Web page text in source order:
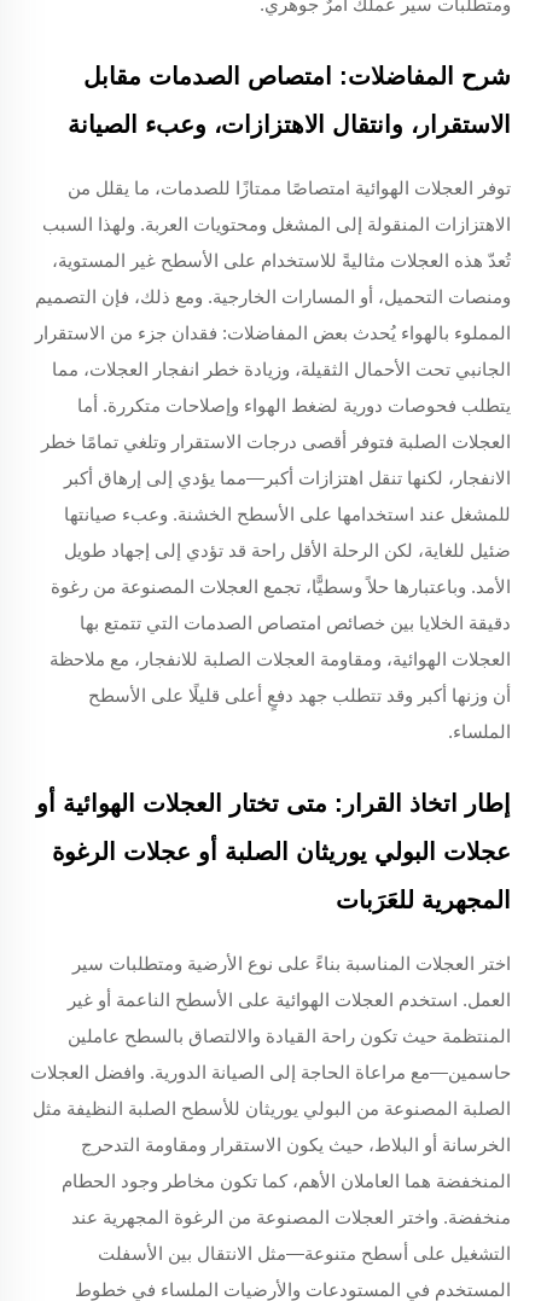
شرح المفاضلات: امتصاص الصدمات مقابل
الاستقرار، وانتقال الاهتزازات، وعبء الصيانة
توفر العجلات الهوائية امتصاصًا ممتازًا للصدمات، ما يقلل من
الاهتزازات المنقولة إلى المشغل ومحتويات العربة. ولهذا السبب
تُعدّ هذه العجلات مثاليةً للاستخدام على الأسطح غير المستوية،
ومنصات التحميل، أو المسارات الخارجية. ومع ذلك، فإن التصميم
المملوء بالهواء يُحدث بعض المفاضلات: فقدان جزء من الاستقرار
الجانبي تحت الأحمال الثقيلة، وزيادة خطر انفجار العجلات، مما
يتطلب فحوصات دورية لضغط الهواء وإصلاحات متكررة. أما
العجلات الصلبة فتوفر أقصى درجات الاستقرار وتلغي تمامًا خطر
الانفجار، لكنها تنقل اهتزازات أكبر—مما يؤدي إلى إرهاق أكبر
للمشغل عند استخدامها على الأسطح الخشنة. وعبء صيانتها
ضئيل للغاية، لكن الرحلة الأقل راحة قد تؤدي إلى إجهاد طويل
الأمد. وباعتبارها حلاً وسطيًّا، تجمع العجلات المصنوعة من رغوة
دقيقة الخلايا بين خصائص امتصاص الصدمات التي تتمتع بها
العجلات الهوائية، ومقاومة العجلات الصلبة للانفجار، مع ملاحظة
أن وزنها أكبر وقد تتطلب جهد دفعٍ أعلى قليلًا على الأسطح
الملساء.
إطار اتخاذ القرار: متى تختار العجلات الهوائية أو
عجلات البولي يوريثان الصلبة أو عجلات الرغوة
المجهرية للعَرَبات
اختر العجلات المناسبة بناءً على نوع الأرضية ومتطلبات سير
العمل. استخدم العجلات الهوائية على الأسطح الناعمة أو غير
المنتظمة حيث تكون راحة القيادة والالتصاق بالسطح عاملين
حاسمين—مع مراعاة الحاجة إلى الصيانة الدورية. وافضل العجلات
الصلبة المصنوعة من البولي يوريثان للأسطح الصلبة النظيفة مثل
الخرسانة أو البلاط، حيث يكون الاستقرار ومقاومة التدحرج
المنخفضة هما العاملان الأهم، كما تكون مخاطر وجود الحطام
منخفضة. واختر العجلات المصنوعة من الرغوة المجهرية عند
التشغيل على أسطح متنوعة—مثل الانتقال بين الأسفلت
المستخدم في المستودعات والأرضيات الملساء في خطوط